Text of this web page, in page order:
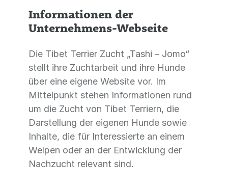
Informationen der
Unternehmens-Webseite
Die Tibet Terrier Zucht „Tashi – Jomo“
stellt ihre Zuchtarbeit und ihre Hunde
über eine eigene Website vor. Im
Mittelpunkt stehen Informationen rund
um die Zucht von Tibet Terriern, die
Darstellung der eigenen Hunde sowie
Inhalte, die für Interessierte an einem
Welpen oder an der Entwicklung der
Nachzucht relevant sind.